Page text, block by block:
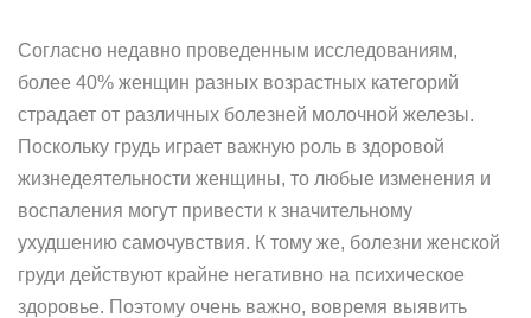
Согласно недавно проведенным исследованиям,
более 40% женщин разных возрастных категорий
страдает от различных болезней молочной железы.
Поскольку грудь играет важную роль в здоровой
жизнедеятельности женщины, то любые изменения и
воспаления могут привести к значительному
ухудшению самочувствия. К тому же, болезни женской
груди действуют крайне негативно на психическое
здоровье. Поэтому очень важно, вовремя выявить